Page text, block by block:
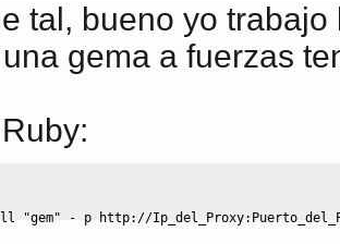
tal, bueno yo
gema a fuerzas
"gem" - p http: //